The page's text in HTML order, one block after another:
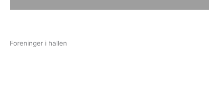
Foreninger i hallen